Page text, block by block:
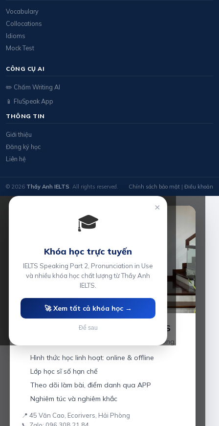
Vocabulary
Collocations
Idioms
Mock Test
CÔNG CỤ AI
✏️ Chấm Writing AI
📱 FluSpeak App
THÔNG TIN
Giới thiệu
Đăng ký học
Liên hệ
© 2026 Thầy Anh IELTS. All rights reserved. Chính sách bảo mật | Điều khoản
Luyện thi IELTS cùng Thầy Anh IELTS
Giáo viên hơn 10 năm kinh nghiệm tại Hải Phòng.
Hình thức học linh hoạt: online & offline
Lớp học sĩ số hạn chế
Theo dõi làm bài, điểm danh qua APP
Nghiêm túc và nghiêm khắc
📍 45 Văn Cao, Ecorivers, Hải Phòng
×
🎓
Khóa học trực tuyến
IELTS Speaking Part 2, Pronunciation in Use
và nhiều khóa học chất lượng từ Thầy Anh
IELTS.
🚀 Xem tất cả khóa học →
Để sau